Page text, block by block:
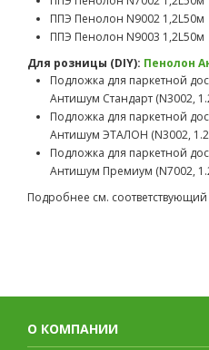
ППЭ Пенолон N9002 1,2L50м
ППЭ Пенолон N9003 1,2L50м
Для розницы (DIY): Пенолон
Подложка для паркетной
Антишум Стандарт (N3002,
Подложка для паркетной
Антишум ЭТАЛОН (N3002,
Подложка для паркетной
Антишум Премиум (N7002,
Подробнее см. соответствующий
О КОМПАНИИ